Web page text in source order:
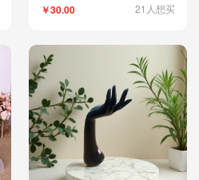
￥30.00 21人想买